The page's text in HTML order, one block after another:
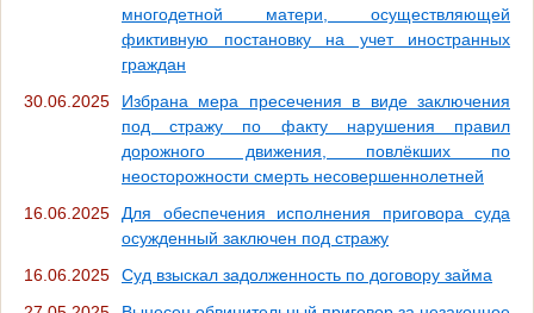
многодетной матери, осуществляющей
фиктивную постановку на учет иностранных
граждан
30.06.2025
Избрана мера пресечения в виде заключения
под стражу по факту нарушения правил
дорожного движения, повлёкших по
неосторожности смерть несовершеннолетней
16.06.2025
Для обеспечения исполнения приговора суда
осужденный заключен под стражу
16.06.2025
Суд взыскал задолженность по договору займа